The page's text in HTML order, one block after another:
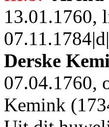
13.01.1760,
Derske
07.04.1760,
Kemink